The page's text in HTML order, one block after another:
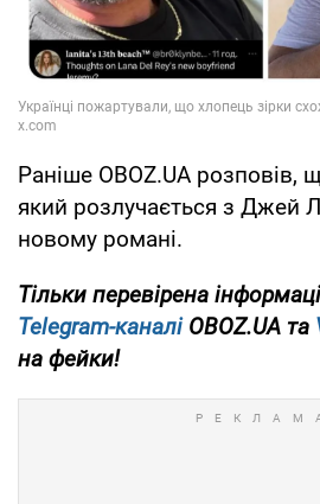
Раніше OBOZ.UA розповів,
який розлучається з Джей
новому романі.
Тільки перевірена
Telegram-каналіOBOZ.UA та
на фейки!